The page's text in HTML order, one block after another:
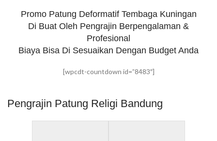
Promo Patung Deformatif Tembaga Kuningan
Di Buat Oleh Pengrajin Berpengalaman &
Profesional
Biaya Bisa Di Sesuaikan Dengan Budget Anda
[wpcdt-countdown id=”8483″]
Pengrajin Patung Religi Bandung